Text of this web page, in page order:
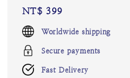
Regular
price
NT$ 399
Worldwide shipping
Secure payments
Fast Delivery